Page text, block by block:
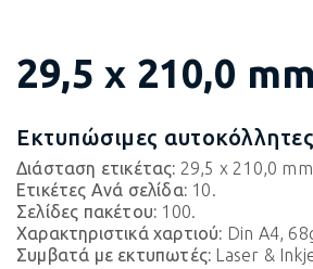
29,5 x 210,0 mm
Εκτυπώσιμες αυτοκόλλητες
Διάσταση ετικέτας: 29,5 x 210,0
Ετικέτες Ανά σελίδα: 10.
Σελίδες πακέτου: 100.
Χαρακτηριστικά χαρτιού: Din A4,
Συμβατά με εκτυπωτές: Laser &